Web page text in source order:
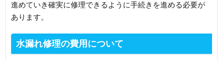
進めていき確実に修理できるように手続きを進める必要が
あります。
水漏れ修理の費用について